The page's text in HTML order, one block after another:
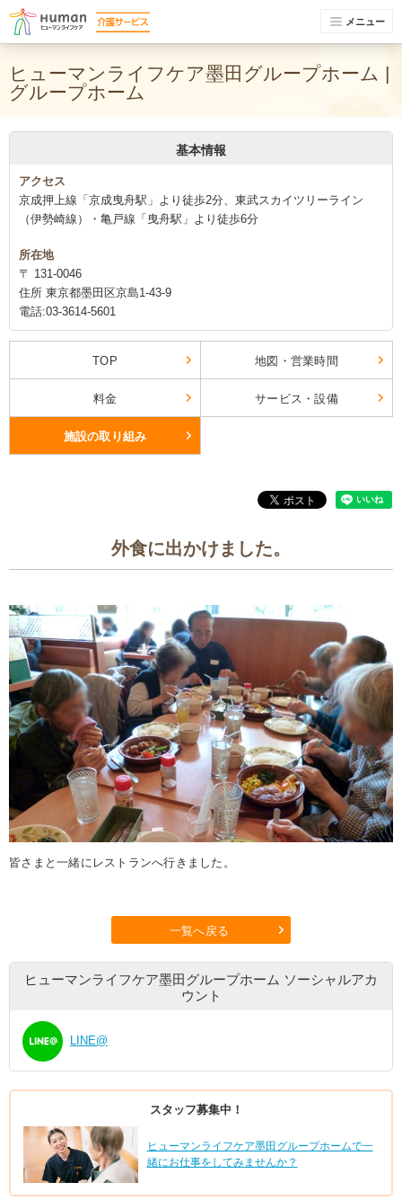
メニュー
ヒューマンライフケア墨田グループホーム |
グループホーム
基本情報
アクセス
京成押上線「京成曳舟駅」より徒歩2分、東武スカイツリーライン
（伊勢崎線）・亀戸線「曳舟駅」より徒歩6分
所在地
〒 131-0046
住所 東京都墨田区京島1-43-9
電話:03-3614-5601
TOP 地図・営業時間
料金 サービス・設備
施設の取り組み
外食に出かけました。
皆さまと一緒にレストランへ行きました。
一覧へ戻る
ヒューマンライフケア墨田グループホーム ソーシャルアカ
ウント
LINE@
スタッフ募集中！
ヒューマンライフケア墨田グループホームで一
緒にお仕事をしてみませんか？